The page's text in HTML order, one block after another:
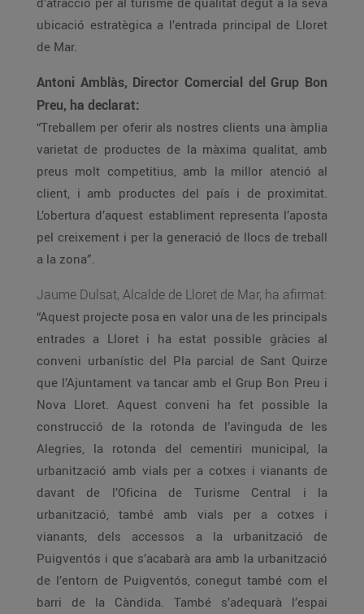
ubicació estratègica a l’entrada principal de Lloret
de Mar.
Antoni Amblàs, Director Comercial del Grup Bon
Preu, ha declarat:
“Treballem per oferir als nostres clients una àmplia
varietat de productes de la màxima qualitat, amb
preus molt competitius, amb la millor atenció al
client, i amb productes del país i de proximitat.
L’obertura d’aquest establiment representa l’aposta
pel creixement i per la generació de llocs de treball
a la zona”.
Jaume Dulsat, Alcalde de Lloret de Mar, ha afirmat:
“Aquest projecte posa en valor una de les principals
entrades a Lloret i ha estat possible gràcies al
conveni urbanístic del Pla parcial de Sant Quirze
que l’Ajuntament va tancar amb el Grup Bon Preu i
Nova Lloret. Aquest conveni ha fet possible la
construcció de la rotonda de l’avinguda de les
Alegries, la rotonda del cementiri municipal, la
urbanització amb vials per a cotxes i vianants de
davant de l’Oficina de Turisme Central i la
urbanització, també amb vials per a cotxes i
vianants, dels accessos a la urbanització de
Puigventós i que s’acabarà ara amb la urbanització
de l’entorn de Puigventós, conegut també com el
barri de la Càndida. També s’adequarà l’espai